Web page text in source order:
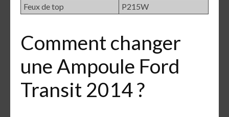
Feux de top
P215W
Comment changer
une Ampoule Ford
Transit 2014 ?